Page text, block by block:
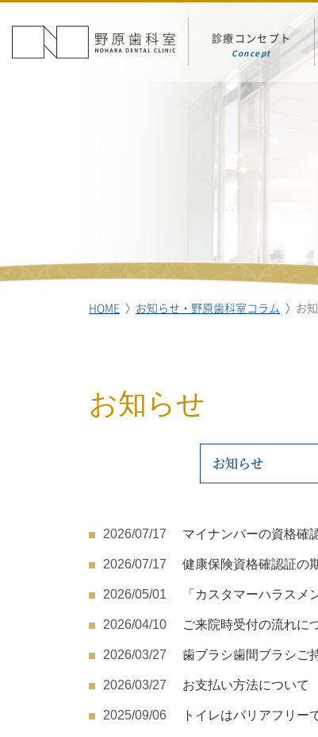
診療コンセプト
Concept
HOME お知らせ・野原歯科室コラム お
お知らせ
お知らせ
2026/07/17 マイナンバーの資格確
2026/07/17 健康保険資格確認証の
2026/05/01 「カスタマーハラスメ
2026/04/10 ご来院時受付の流れに
2026/03/27 歯ブラシ歯間ブラシご
2026/03/27 お支払い方法について
2025/09/06 トイレはバリアフリー